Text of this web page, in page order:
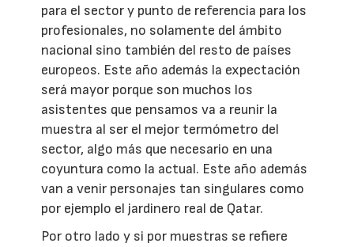
para el sector y punto de referencia para los
profesionales, no solamente del ámbito
nacional sino también del resto de países
europeos. Este año además la expectación
será mayor porque son muchos los
asistentes que pensamos va a reunir la
muestra al ser el mejor termómetro del
sector, algo más que necesario en una
coyuntura como la actual. Este año además
van a venir personajes tan singulares como
por ejemplo el jardinero real de Qatar.
Por otro lado y si por muestras se refiere